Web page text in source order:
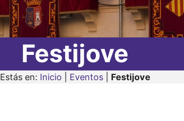
Festijove
Estás en: Inicio Eventos| Festijove